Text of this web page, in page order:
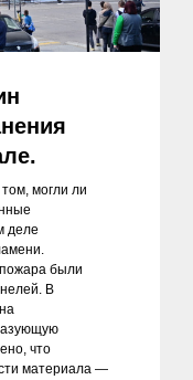
могли ли
деле
были
В
что
материала —